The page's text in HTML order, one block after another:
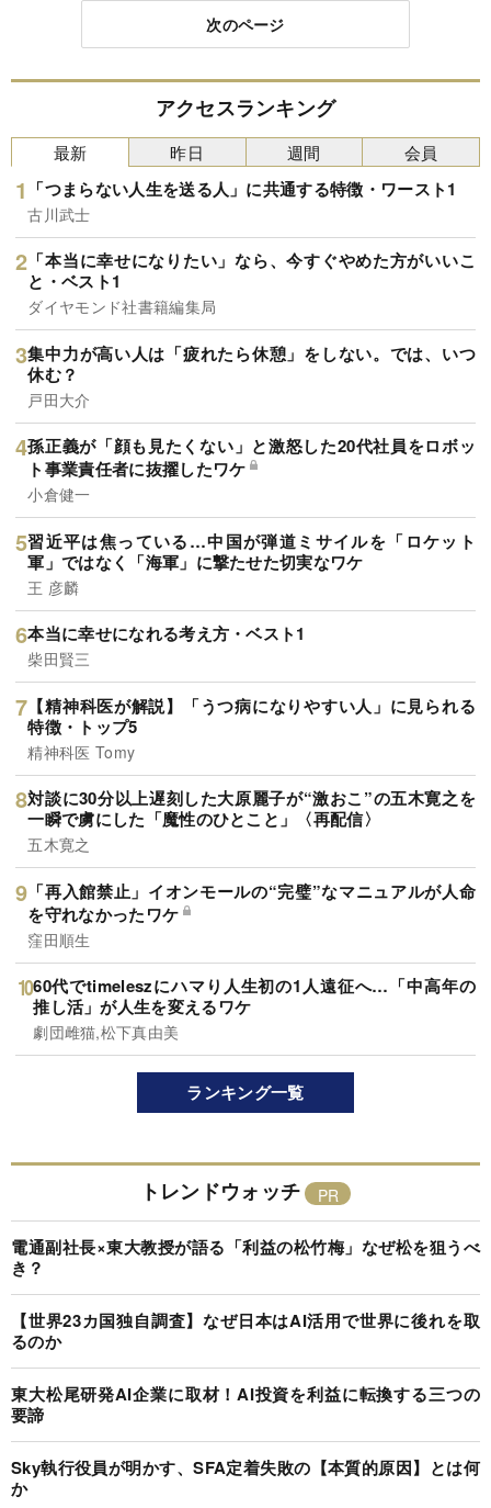
次のページ
アクセスランキング
最新
「つまらない人生を送る人」に共通する特徴・ワースト1
古川武士
「本当に幸せになりたい」なら、今すぐやめた方がいいこ
と・ベスト1
ダイヤモンド社書籍編集局
集中力が高い人は「疲れたら休憩」をしない。では、いつ
休む？
戸田大介
孫正義が「顔も見たくない」と激怒した20代社員をロボッ
ト事業責任者に抜擢したワケ
小倉健一
習近平は焦っている…中国が弾道ミサイルを「ロケット
軍」ではなく「海軍」に撃たせた切実なワケ
王 彦麟
本当に幸せになれる考え方・ベスト1
柴田賢三
【精神科医が解説】「うつ病になりやすい人」に見られる
特徴・トップ5
精神科医 Tomy
対談に30分以上遅刻した大原麗子が“激おこ”の五木寛之を
一瞬で虜にした「魔性のひとこと」〈再配信〉
五木寛之
「再入館禁止」イオンモールの“完璧”なマニュアルが人命
を守れなかったワケ
窪田順生
60代でtimeleszにハマり人生初の1人遠征へ…「中高年の
推し活」が人生を変えるワケ
劇団雌猫,松下真由美
昨日 週間 会員
ランキング一覧
トレンドウォッチ
電通副社長×東大教授が語る「利益の松竹梅」なぜ松を狙うべ
き？
【世界23カ国独自調査】なぜ日本はAI活用で世界に後れを取
るのか
東大松尾研発AI企業に取材！AI投資を利益に転換する三つの
要諦
Sky執行役員が明かす、SFA定着失敗の【本質的原因】とは何
か